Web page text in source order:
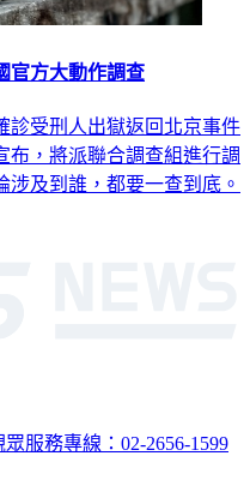
方大動作調查
診受刑人出獄返回北京事件
布，將派聯合調查組進行調
及到誰，都要一查到底。
眾服務專線：02-2656-1599